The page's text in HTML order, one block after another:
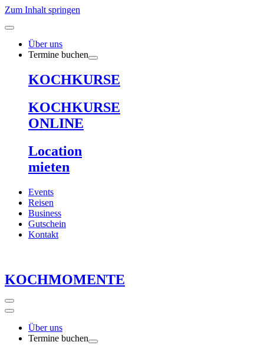
Zum Inhalt springen
Über uns
Termine buchen
KOCHKURSE
KOCHKURSE
ONLINE
Location
mieten
Events
Reisen
Business
Gutschein
Kontakt
KOCHMOMENTE
Über uns
Termine buchen